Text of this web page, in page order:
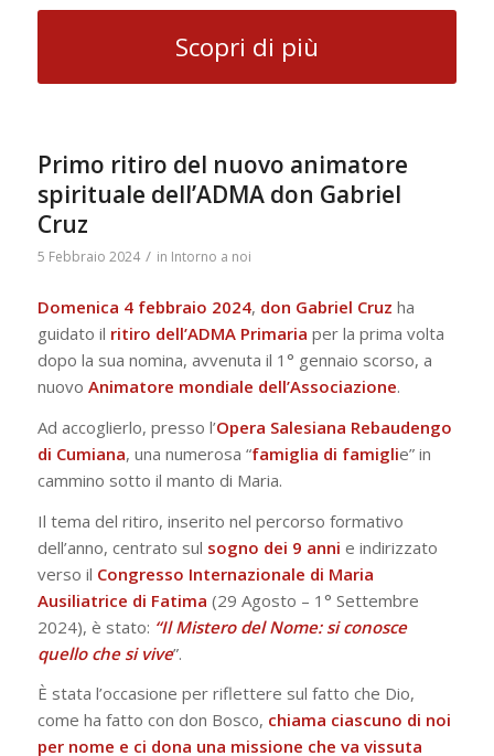
Scopri di più
Primo ritiro del nuovo animatore
spirituale dell’ADMA don Gabriel
Cruz
5 Febbraio 2024 / in Intorno a noi
Domenica 4 febbraio 2024, don Gabriel Cruz ha
guidato il ritiro dell’ADMA Primaria per la prima volta
dopo la sua nomina, avvenuta il 1° gennaio scorso, a
nuovo Animatore mondiale dell’Associazione.
Ad accoglierlo, presso l’Opera Salesiana Rebaudengo
di Cumiana, una numerosa “famiglia di famiglie” in
cammino sotto il manto di Maria.
Il tema del ritiro, inserito nel percorso formativo
dell’anno, centrato sul sogno dei 9 anni e indirizzato
verso il Congresso Internazionale di Maria
Ausiliatrice di Fatima (29 Agosto – 1° Settembre
2024), è stato: “Il Mistero del Nome: si conosce
quello che si vive”.
È stata l’occasione per riflettere sul fatto che Dio,
come ha fatto con don Bosco, chiama ciascuno di noi
per nome e ci dona una missione che va vissuta